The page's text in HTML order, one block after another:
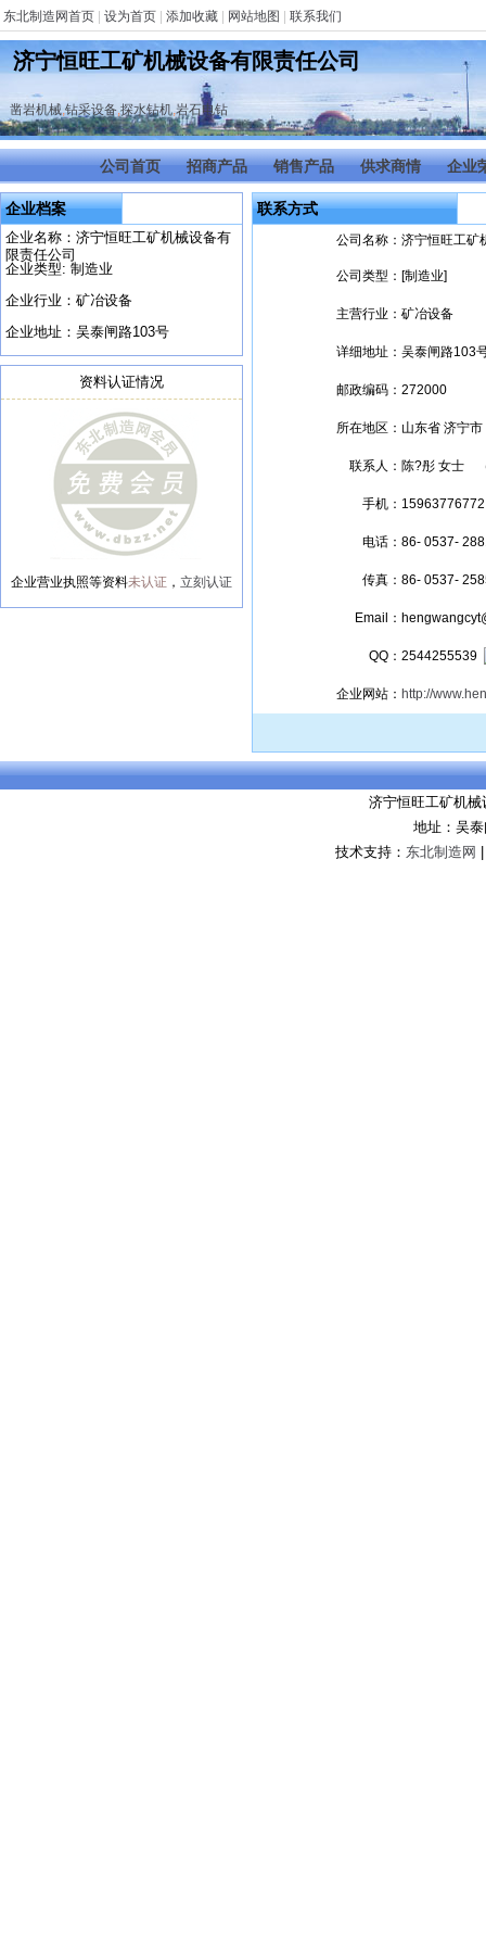
东北制造网首页 设为首页 添加收藏 网站地图 联系我们
济宁恒旺工矿机械设备有限责任公司
凿岩机械,钻采设备,探水钻机,岩石电钻
公司首页 招商产品 销售产品 供求商情 企业
企业档案
企业名称：济宁恒旺工矿机械设备有
限责任公司
企业类型: 制造业
企业行业：矿冶设备
企业地址：吴泰闸路103号
资料认证情况
企业营业执照等资料未认证 ， 立刻认证
联系方式
公司名称： 济宁恒旺工矿
公司类型： [制造业]
主营行业： 矿冶设备
详细地址： 吴泰闸路103
邮政编码： 272000
所在地区： 山东省 济宁市
联系人： 陈?彤 女士
手机： 15963776772
电话： 86- 0537-
传真： 86- 0537-
Email：
QQ： 2544255539
企业网站： http://
济宁恒旺工矿机
地址：吴
技术支持： 东北制造网